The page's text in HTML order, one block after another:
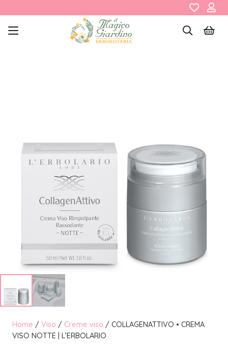
Home / Viso / Creme viso / COLLAGENATTIVO • CREMA
VISO NOTTE | L’ERBOLARIO